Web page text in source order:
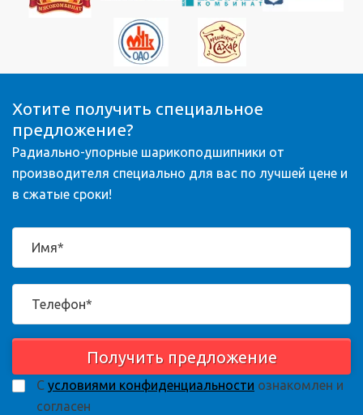
Хотите получить специальное
предложение?
Радиально-упорные шарикоподшипники от
производителя специально для вас по лучшей цене и
в сжатые сроки!
Получить предложение
С условиями конфиденциальности ознакомлен и
согласен